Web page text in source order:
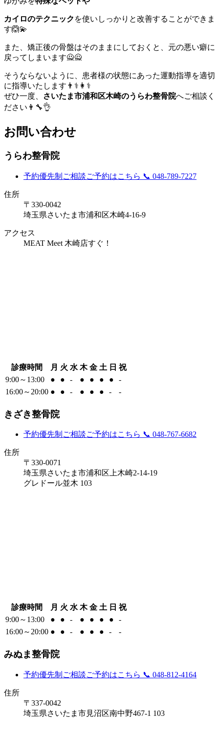
カイロのテクニック を使いしっかりと改善することができま
す🙆💫
また、矯正後の骨盤はそのままにしておくと、元の悪い癖に
戻ってしまいます🙅🙅
そうならないように、患者様の状態にあった運動指導を適切
に指導いたします👨⚕️👩⚕️
ぜひ一度、
さいたま市浦和区木崎のうらわ整骨院へご相談く
ださい👨🔧👌
お問い合わせ
うらわ整骨院
予約優先制 ご相談ご予約はこちら 📞 048-789-7227
住所
〒330-0042
埼玉県さいたま市浦和区木崎4-16-9
アクセス
MEAT Meet 木崎店すぐ！
診療時間 月 火 水 木 金 土 日 祝
9:00～13:00
● ● - ● ● ● ●
-
16:00～20:00 ● ● - ● ● ● - -
きざき整骨院
予約優先制 ご相談ご予約はこちら 📞 048-767-6682
住所
〒330-0071
埼玉県さいたま市浦和区上木崎2-14-19
グレドール並木 103
診療時間 月 火 水 木 金 土 日 祝
9:00～13:00
● ● - ● ● ● ●
-
16:00～20:00 ● ● - ● ● ● - -
みぬま整骨院
予約優先制 ご相談ご予約はこちら 📞 048-812-4164
住所
〒337-0042
埼玉県さいたま市見沼区南中野467-1 103